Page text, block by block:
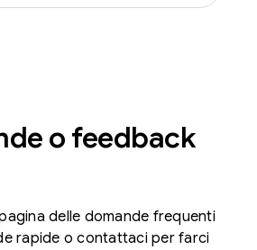
o feedback
delle domande frequenti
rapide o contattaci per farci